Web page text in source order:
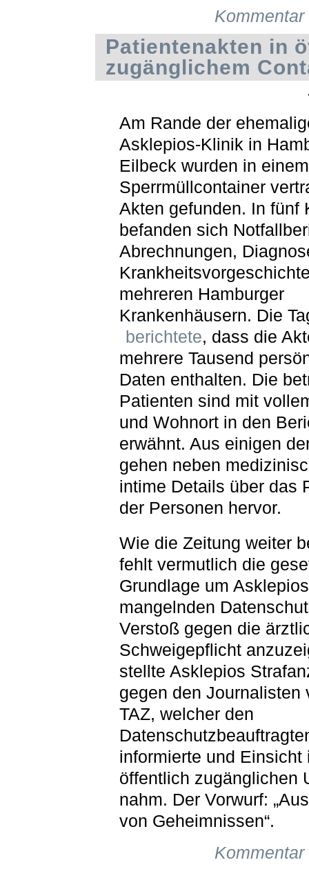
Patientenakten in
zugänglichem
Am Rande der
Asklepios-Klinik in
Eilbeck wurden in einem
Sperrmüllcontainer
Akten gefunden. In fünf
befanden sich
Abrechnungen,
mehreren Hamburger
Krankenhäusern. Die
berichtete, dass die
mehrere Tausend
Daten enthalten. Die
Patienten sind mit
und Wohnort in den
erwähnt. Aus einigen
gehen neben
intime Details über das
der Personen hervor.
Wie die Zeitung weiter
fehlt vermutlich die
Grundlage um
mangelnden
Verstoß gegen die
Schweigepflicht
stellte Asklepios
gegen den Journalisten
TAZ, welcher den
informierte und Einsicht
öffentlich zugänglichen
nahm. Der Vorwurf:
von Geheimnissen“.